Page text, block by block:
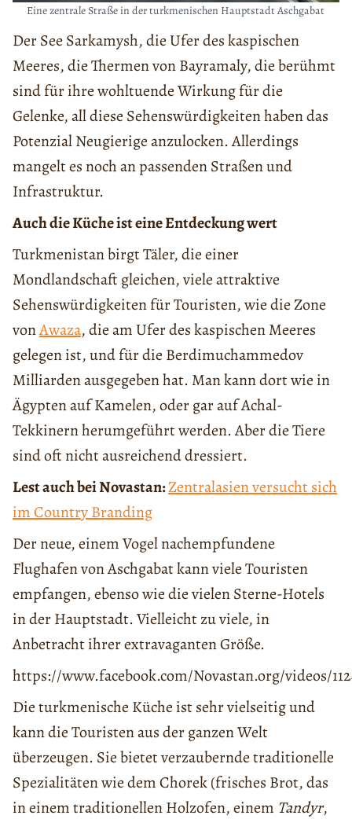
Eine zentrale Straße in der turkmenischen Hauptstadt Aschgabat
Der See Sarkamysh, die Ufer des kaspischen
Meeres, die Thermen von Bayramaly, die berühmt
sind für ihre wohltuende Wirkung für die
Gelenke, all diese Sehenswürdigkeiten haben das
Potenzial Neugierige anzulocken. Allerdings
mangelt es noch an passenden Straßen und
Infrastruktur.
Auch die Küche ist eine Entdeckung wert
Turkmenistan birgt Täler, die einer
Mondlandschaft gleichen, viele attraktive
Sehenswürdigkeiten für Touristen, wie die Zone
vonAwaza, die am Ufer des kaspischen Meeres
gelegen ist, und für die Berdimuchammedov
Milliarden ausgegeben hat. Man kann dort wie in
Ägypten auf Kamelen, oder gar auf Achal-
Tekkinern herumgeführt werden. Aber die Tiere
sind oft nicht ausreichend dressiert.
Lestauch bei Novastan:Zentralasien versucht sich
im Country Branding
Der neue, einem Vogel nachempfundene
Flughafen von Aschgabat kann viele Touristen
empfangen, ebenso wie die vielen Sterne-Hotels
in der Hauptstadt. Vielleicht zu viele, in
Anbetracht ihrer extravaganten Größe.
https://www.facebook.com/Novastan.org/videos/
Die turkmenische Küche ist sehr vielseitig und
kann die Touristen aus der ganzen Welt
überzeugen. Sie bietet verzaubernde traditionelle
Spezialitäten wie dem Chorek (frisches Brot, das
in einem traditionellen Holzofen, einem Tandyr,